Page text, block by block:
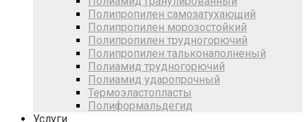
Полипропилен самозатухающий
Полипропилен морозостойкий
Полипропилен трудногорючий
Полипропилен тальконаполненый
Полиамид трудногорючий
Полиамид ударопрочный
Термоэластопласты
Полиформальдегид
Услуги